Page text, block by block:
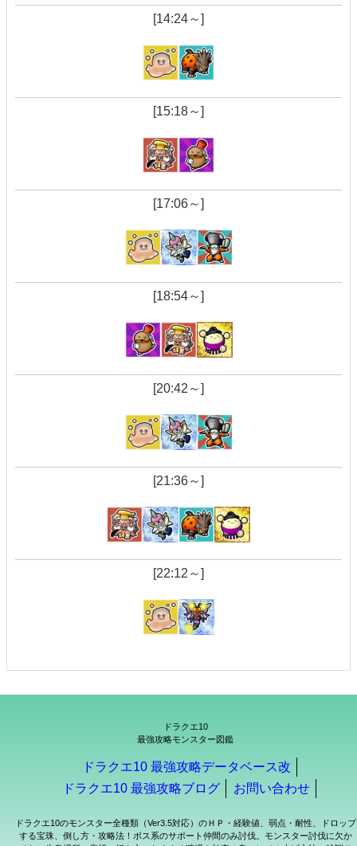
[14:24～]
[15:18～]
[17:06～]
[18:54～]
[20:42～]
[21:36～]
[22:12～]
ドラクエ10
最強攻略モンスター図鑑
ドラクエ10 最強攻略データベース改
ドラクエ10 最強攻略ブログ
お問い合わせ
ドラクエ10のモンスター全種類（Ver3.5対応）のＨＰ・経験値、弱点・耐性、ドロップ
する宝珠、倒し方・攻略法！ボス系のサポート仲間のみ討伐。モンスター討伐に欠か